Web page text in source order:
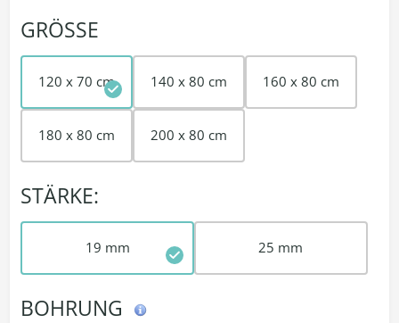
GRÖSSE
120 x 70 cm 140 x 80 cm 160 x 80 cm
180 x 80 cm 200 x 80 cm
STÄRKE:
19 mm 25 mm
BOHRUNG